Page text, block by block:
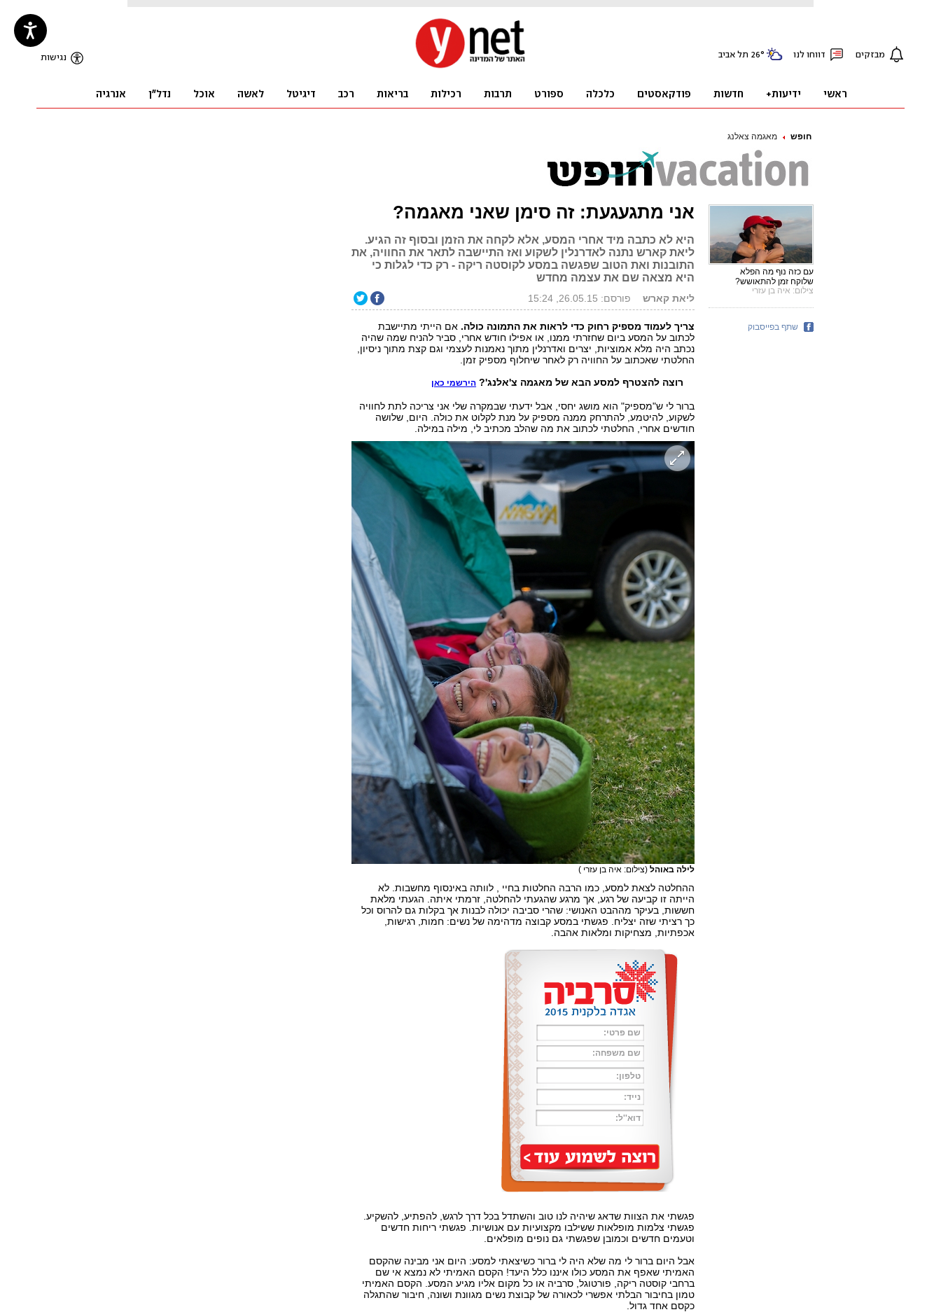
חופש מאגמה צאלנג
אני מתגעגעת: זה סימן שאני מאגמה?
היא לא כתבה מיד אחרי המסע, אלא לקחה את הזמן ובסוף זה הגיע.
ליאת קארש נתנה לאדרנלין לשקוע ואז התיישבה לתאר את החוויה, את
התובנות ואת הטוב שפגשה במסע לקוסטה ריקה - רק כדי לגלות כי
היא מצאה שם את עצמה מחדש
ליאת קארש פורסם: 26.05.15, 15:24
צריך לעמוד מספיק רחוק כדי לראות את התמונה כולה. אם הייתי מתיישבת
לכתוב על המסע ביום שחזרתי ממנו, או אפילו חודש אחרי, סביר להניח שמה שהיה
נכתב היה מלא אמוציות, יצרים ואדרנלין מתוך נאמנות לעצמי וגם קצת מתוך ניסיון,
החלטתי שאכתוב על החוויה רק לאחר שיחלוף מספיק זמן.
רוצה להצטרף למסע הבא של מאגמה צ'אלנג'? הירשמי כאן
ברור לי ש"מספיק" הוא מושג יחסי, אבל ידעתי שבמקרה שלי אני צריכה לתת לחוויה
לשקוע, להיטמע, להתרחק ממנה מספיק על מנת לקלוט את כולה. היום, שלושה
חודשים אחרי, החלטתי לכתוב את מה שהלב מכתיב לי, מילה במילה.
לילה באוהל (צילום: איה בן עזרי )
ההחלטה לצאת למסע, כמו הרבה החלטות בחיי , לוותה באינסוף מחשבות. לא
הייתה זו קביעה של רגע, אך מרגע שהגעתי להחלטה, זרמתי איתה. הגעתי מלאת
חששות, בעיקר מההבט האנושי: שהרי סביבה יכולה לבנות אך בקלות גם להרוס וכל
כך רציתי שזה יצליח. פגשתי במסע קבוצה מדהימה של נשים: חמות, רגישות,
אכפתיות, מצחיקות ומלאות אהבה.
פגשתי את הצוות שדאג שיהיה לנו טוב והשתדל בכל דרך לרגש, להפתיע, להשקיע.
פגשתי צלמות מופלאות ששילבו מקצועיות עם אנושיות. פגשתי ריחות חדשים
וטעמים חדשים וכמובן שפגשתי גם נופים מופלאים.
אבל היום ברור לי מה שלא היה לי ברור כשיצאתי למסע: היום אני מבינה שהקסם
האמיתי שאפף את המסע כולו איננו כלל היעד! הקסם האמיתי לא נמצא אי שם
ברחבי קוסטה ריקה, פורטוגל, סרביה או כל מקום אליו מגיע המסע. הקסם האמיתי
טמון בחיבור הבלתי אפשרי לכאורה של קבוצת נשים מגוונת ושונה, חיבור שהתגלה
כקסם אחד גדול.
עם כזה נוף מה הפלא
שלוקח זמן להתאושש?
צילום: איה בן עזרי
שתף בפייסבוק